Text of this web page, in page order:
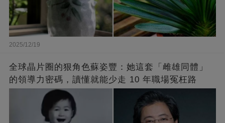
2025/12/19
全球晶片圈的狠角色蘇姿豐：她這套「雌雄同體」
的領導力密碼，讀懂就能少走 10 年職場冤枉路